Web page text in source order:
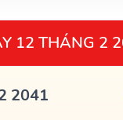
12 THÁNG 2
2041